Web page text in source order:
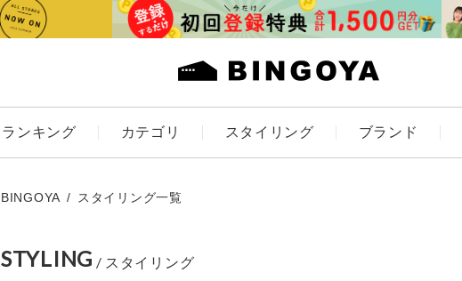
ランキング カテゴリ スタイリング ブランド
BINGOYA スタイリング一覧
STYLING